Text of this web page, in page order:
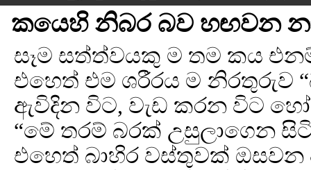
කයෙහි නිබර බව හඟවන
සෑම සත්ත්වයකු ම තම කය
එහෙත් එම ශරීරය ම නිරතුරුව
ඇවිදින විට, වැඩ කරන විට
“මේ තරම් බරක් උසුලාගෙන
එහෙත් බාහිර වස්තුවක්